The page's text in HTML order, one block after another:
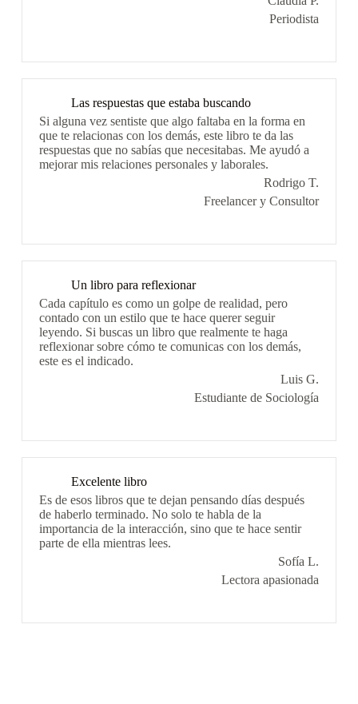
Periodista
Las respuestas que estaba buscando
Si alguna vez sentiste que algo faltaba en la forma en
que te relacionas con los demás, este libro te da las
respuestas que no sabías que necesitabas. Me ayudó a
mejorar mis relaciones personales y laborales.
Rodrigo T.
Freelancer y Consultor
Un libro para reflexionar
Cada capítulo es como un golpe de realidad, pero
contado con un estilo que te hace querer seguir
leyendo. Si buscas un libro que realmente te haga
reflexionar sobre cómo te comunicas con los demás,
este es el indicado.
Luis G.
Estudiante de Sociología
Excelente libro
Es de esos libros que te dejan pensando días después
de haberlo terminado. No solo te habla de la
importancia de la interacción, sino que te hace sentir
parte de ella mientras lees.
Sofía L.
Lectora apasionada